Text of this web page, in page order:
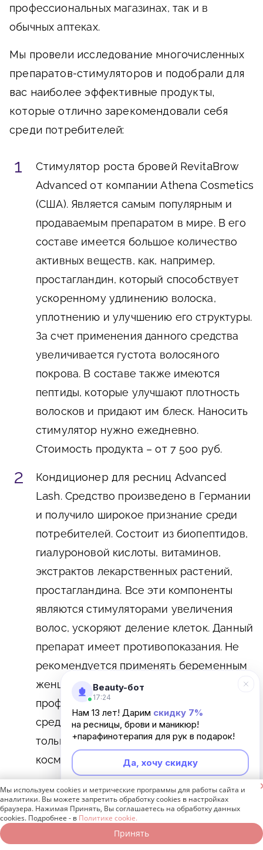
профессиональных магазинах, так и в
обычных аптеках.
Мы провели исследование многочисленных
препаратов-стимуляторов и подобрали для
вас наиболее эффективные продукты,
которые отлично зарекомендовали себя
среди потребителей:
Стимулятор роста бровей RevitaBrow
Advanced от компании Athena Cosmetics
(США). Является самым популярным и
продаваемым препаратом в мире. В его
составе имеется большое количество
активных веществ, как, например,
простагландин, который способствует
ускоренному удлинению волоска,
уплотнению и улучшению его структуры.
За счет применения данного средства
увеличивается густота волосяного
покрова. В составе также имеются
пептиды, которые улучшают плотность
волосков и придают им блеск. Наносить
стимулятор нужно ежедневно.
Стоимость продукта – от 7 500 руб.
Кондиционер для ресниц Advanced
Lash. Средство произведено в Германии
и получило широкое признание среди
потребителей. Состоит из биопептидов,
гиалуроновой кислоты, витаминов,
экстрактов лекарственных растений,
простагландина. Все эти компоненты
являются стимуляторами увеличения
волос, ускоряют деление клеток. Данный
препарат имеет противопоказания. Не
рекомендуется применять беременным
женщинам и детям до 18 лет. Является
профессиональным уходовым
средством, поэтому купить его можно
только в фирменном магазине или у
косметологов. Стоимость – от 5 000 руб.
Гель Eyebrow Lipocils Expert Talika.
Произведен во Франции. В составе
стимулятора имеется зверобой, каштан,
крапива, гамамелис, аллантоин. Данные
Beauty-бот
17:24
Нам 13 лет! Дарим скидку 7%
на ресницы, брови и маникюр!
+парафинотерапия для рук в подарок!
Да, хочу скидку
Неинтересно
Мы используем cookies и метрические программы для работы сайта и
аналитики. Вы можете запретить обработку cookies в настройках
браузера. Нажимая Принять, Вы соглашаетесь на обработку данных
cookies. Подробнее - в Политике cookie.
Принять